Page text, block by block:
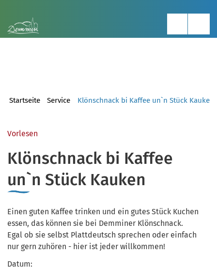
Startseite Service Klönschnack bi Kaffee un`n Stück Kauken
Vorlesen
Klönschnack bi Kaffee
un`n Stück Kauken
Einen guten Kaffee trinken und ein gutes Stück Kuchen
essen, das können sie bei Demminer Klönschnack.
Egal ob sie selbst Plattdeutsch sprechen oder einfach
nur gern zuhören - hier ist jeder willkommen!
Datum: